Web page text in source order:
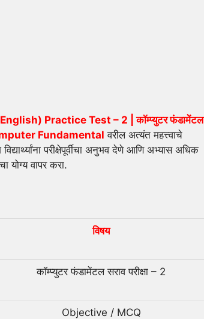
Practice Test – 2 | कॉम्प्युटर फंडामेंटल
Fundamental वरील अत्यंत महत्त्वाचे
परीक्षेपूर्वीचा अनुभव देणे आणि अभ्यास अधिक
योग्य वापर करा.
विषय
कॉम्प्युटर फंडामेंटल सराव परीक्षा – 2
Objective / MCQ